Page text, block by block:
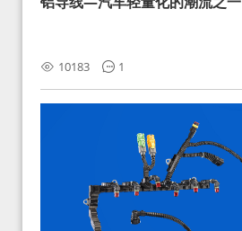
10183 1